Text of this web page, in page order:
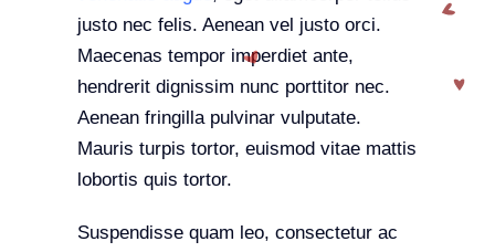
justo nec felis. Aenean vel justo orci.
Maecenas tempor imperdiet ante,
hendrerit dignissim nunc porttitor nec.
Aenean fringilla pulvinar vulputate.
Mauris turpis tortor, euismod vitae mattis
lobortis quis tortor.
Suspendisse quam leo, consectetur ac